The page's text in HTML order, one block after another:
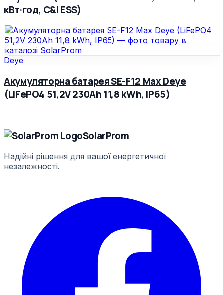
кВт·год, C&I ESS)
Deye
Акумуляторна батарея SE-F12 Max Deye
(LiFePO4 51,2V 230Ah 11,8 kWh, IP65)
SolarProm
Надійні рішення для вашої енергетичної
незалежності.